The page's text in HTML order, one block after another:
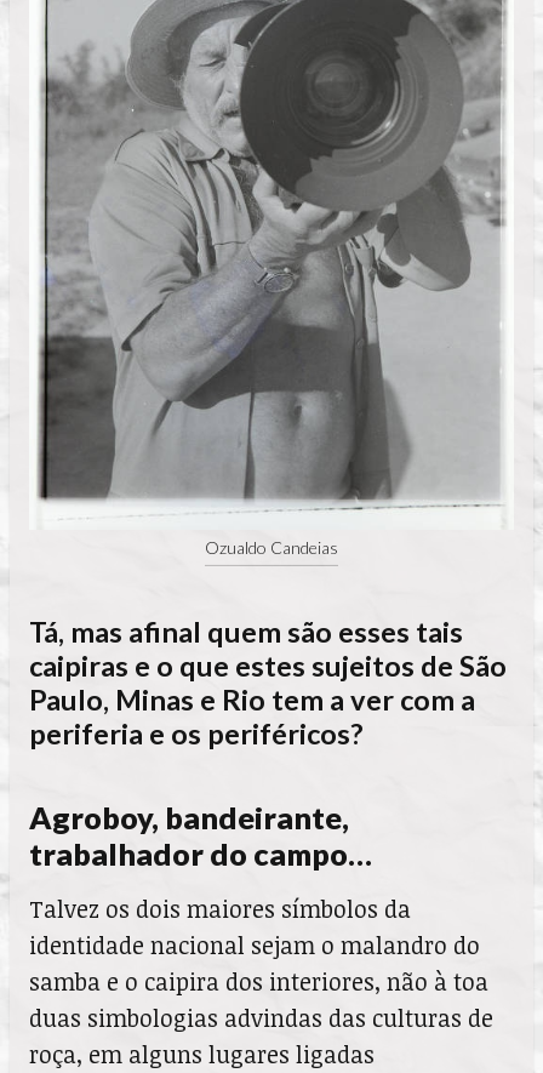
Ozualdo Candeias
Tá, mas afinal quem são esses tais
caipiras e o que estes sujeitos de São
Paulo, Minas e Rio tem a ver com a
periferia e os periféricos?
Agroboy, bandeirante,
trabalhador do campo…
Talvez os dois maiores símbolos da
identidade nacional sejam o malandro do
samba e o caipira dos interiores, não à toa
duas simbologias advindas das culturas de
roça, em alguns lugares ligadas